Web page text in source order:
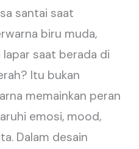
santai saat
biru muda,
saat berada di
Itu bukan
memainkan peran
emosi, mood,
Dalam desain